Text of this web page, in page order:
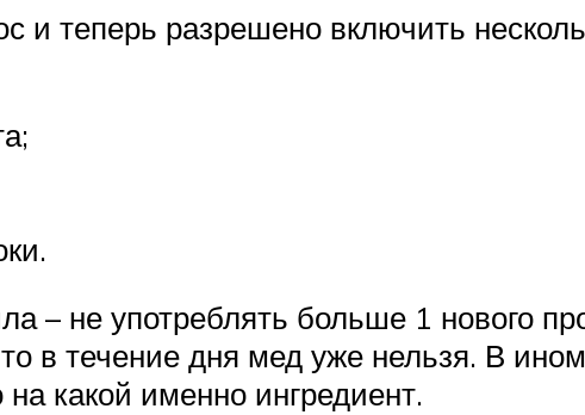
и теперь разрешено включить
– не употреблять больше 1 нового
в течение дня мед уже нельзя. В
какой именно ингредиент.